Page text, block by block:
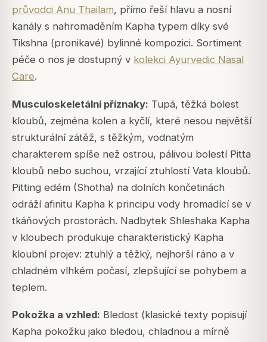
průvodci Anu Thailam, přímo řeší hlavu a nosní
kanály s nahromaděním Kapha typem díky své
Tikshna (pronikavé) bylinné kompozici. Sortiment
péče o nos je dostupný v kolekci Ayurvedic Nasal
Care.
Musculoskeletální příznaky: Tupá, těžká bolest
kloubů, zejména kolen a kyčlí, které nesou největší
strukturální zátěž, s těžkým, vodnatým
charakterem spíše než ostrou, pálivou bolestí Pitta
kloubů nebo suchou, vrzající ztuhlostí Vata kloubů.
Pitting edém (Shotha) na dolních končetinách
odráží afinitu Kapha k principu vody hromadící se v
tkáňových prostorách. Nadbytek Shleshaka Kapha
v kloubech produkuje charakteristický Kapha
kloubní projev: ztuhlý a těžký, nejhorší ráno a v
chladném vlhkém počasí, zlepšující se pohybem a
teplem.
Pokožka a vzhled: Bledost (klasické texty popisují
Kapha pokožku jako bledou, chladnou a mírně